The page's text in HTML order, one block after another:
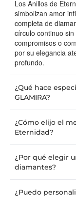
Los Anillos de
simbolizan amor
completa de
círculo continuo
compromisos o
por su elegancia
profundo.
¿Qué hace
GLAMIRA?
¿Cómo elijo el
Eternidad?
¿Por qué elegir
diamantes?
¿Puedo